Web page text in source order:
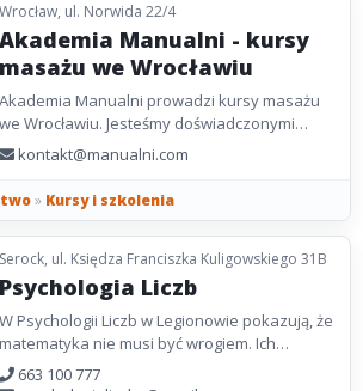
Wrocław, ul. Norwida 22/4
Akademia Manualni - kursy
masażu we Wrocławiu
Akademia Manualni prowadzi kursy masażu
we Wrocławiu. Jesteśmy doświadczonymi
fizjoterapeutami oraz terapeutami SPA, którzy
z pasją dzielą...
kontakt@manualni.com
» Kursy i szkolenia
Serock, ul. Księdza Franciszka Kuligowskiego 31B
Psychologia Liczb
W Psychologii Liczb w Legionowie pokazują, że
matematyka nie musi być wrogiem. Ich
podejście różni się od szkolnego, stawiając na
663 100 777